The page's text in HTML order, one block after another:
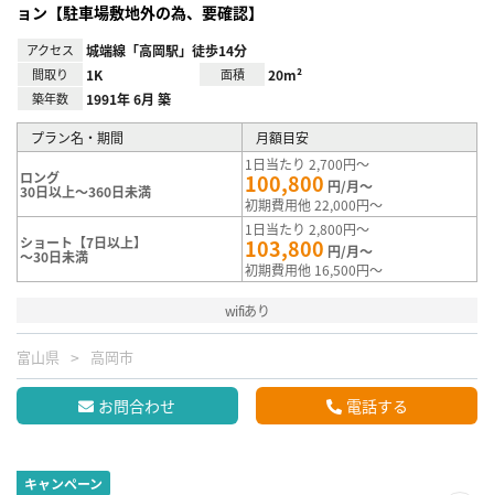
ョン【駐車場敷地外の為、要確認】
アクセス 城端線「高岡駅」徒歩14分
間取り 1K 面積 20m²
築年数 1991年 6月 築
プラン名・期間 月額目安
ロング
30日以上～360日未満
1日当たり 2,700円～
100,800 円/月～
初期費用他 22,000円～
ショート【7日以上】
～30日未満
1日当たり 2,800円～
103,800 円/月～
初期費用他 16,500円～
wifiあり
富山県 高岡市
お問合わせ 電話する
キャンペーン